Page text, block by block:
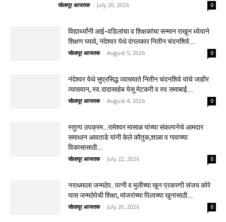
सोलापूर आजतक - July 20, 2026 0
विद्यार्थ्यांनी आई-वडिलांचा व शिक्षकांचा सन्मान राखून ध्येयाने
शिक्षण घ्यावे, नंदेश्वर येथे दंगलकार नितीन चंदनशिवे...
सोलापूर आजतक - August 5, 2026 0
नंदेश्वर येथे सुप्रसिद्ध व्याख्याते नितीन चंदनशिवे यांचे जाहीर
व्याख्यान, स्व.दादासाहेब येसू मेटकरी व स्व.समाबाई...
सोलापूर आजतक - August 4, 2026 0
स्तुत्य उपक्रम…रामेश्वर मासाळ यांच्या संकल्पनेचे आमदार
समाधान आवताडे यांनी केले कौतुक,शाळा व गावाच्या
विकासासाठी...
सोलापूर आजतक - July 22, 2026 0
नराधमाला जन्मठेप..पत्नी व मुलीच्या खून प्रकरणी संजय कोरे
यास जन्मठेपेची शिक्षा, मांजरांच्या पिलाच्या खुनासाठी...
सोलापूर आजतक - July 20, 2026 0